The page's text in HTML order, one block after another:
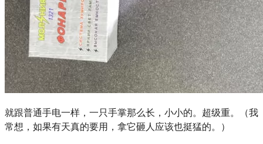
就跟普通手电一样，一只手掌那么长，小小的。超级重。（我
常想，如果有天真的要用，拿它砸人应该也挺猛的。）